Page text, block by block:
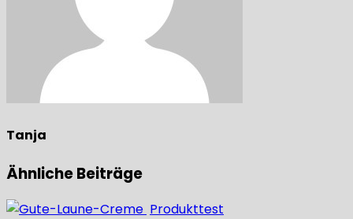
Tanja
Ähnliche Beiträge
Produkttest